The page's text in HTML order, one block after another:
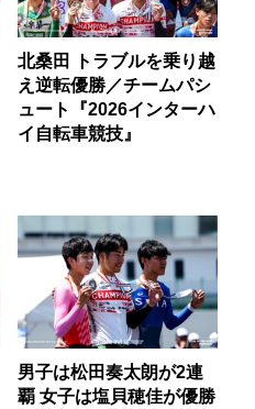
北桑田 トラブルを乗り越
え逆転優勝／チームパシ
ュート『2026インターハ
イ自転車競技』
男子は松田奏太朗が2連
覇 女子は塩貝穂佳が優勝